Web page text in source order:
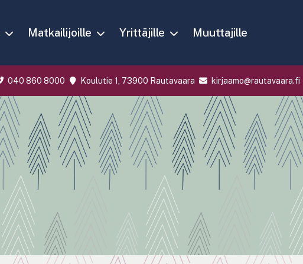
Matkailijoille Yrittäjille Muuttajille
040 860 8000 Koulutie 1, 73900 Rautavaara kirjaamo@rautavaara.fi